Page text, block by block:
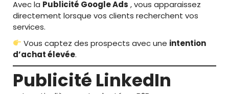
Avec la Publicité Google Ads , vous apparaissez
directement lorsque vos clients recherchent vos
services.
Vous captez des prospects avec une intention
d’achat élevée.
Publicité LinkedIn